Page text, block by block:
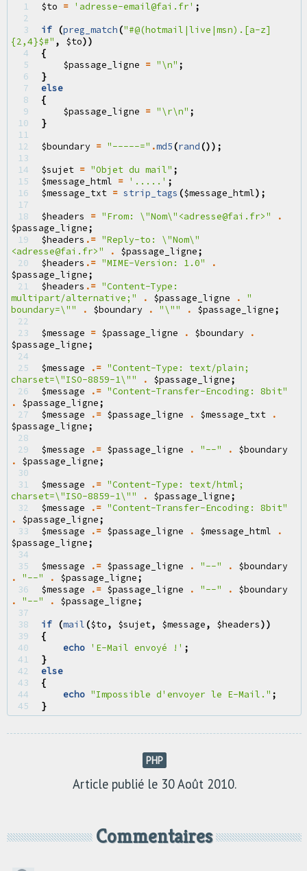
1 $to = 'adresse-email@fai.fr' ;
2
3
if (preg_match("#@(hotmail|live|msn).[a-z]
{2,4}$#" , $to))
4
{
5
$passage_ligne = "\n" ;
6
}
7
else
8
{
9
$passage_ligne = "\r\n" ;
10
}
11
12
$boundary = "-----=" .md5(rand());
13
14
$sujet = "Objet du mail" ;
15
$message_html = '.....' ;
16
$message_txt = strip_tags ($message_html);
17
18
$headers = "From: \"Nom\" <adresse@fai.fr>"
.
$passage_ligne;
19
$headers .= "Reply-to: \"Nom\"
<adresse@fai.fr>"
. $passage_ligne;
20
$headers .= "MIME-Version: 1.0"
.
$passage_ligne;
21
$headers .= "Content-Type:
multipart/alternative;"
. $passage_ligne .
"
boundary=\"" . $boundary . "\"" . $passage_ligne;
22
23
$message = $passage_ligne . $boundary
.
$passage_ligne;
24
25
$message .= "Content-Type: text/plain;
charset=\"ISO-8859-1\"" . $passage_ligne;
26
$message .= "Content-Transfer-Encoding: 8bit"
.
$passage_ligne;
27
$message .= $passage_ligne . $message_txt
.
$passage_ligne;
28
29
$message .= $passage_ligne . "--" .
$boundary
.
$passage_ligne;
30
31
$message .= "Content-Type: text/html;
charset=\"ISO-8859-1\"" . $passage_ligne;
32
$message .= "Content-Transfer-Encoding: 8bit"
.
$passage_ligne;
33
$message .= $passage_ligne . $message_html
.
$passage_ligne;
34
35
$message .= $passage_ligne . "--" .
$boundary
.
"--" . $passage_ligne;
36
$message .= $passage_ligne . "--" .
$boundary
.
"--" . $passage_ligne;
37
38
if (mail($to, $sujet, $message, $headers))
39
{
40
echo 'E-Mail envoyé !' ;
41
}
42
else
43
{
44
echo "Impossible d'envoyer le E-Mail." ;
45
}
PHP
Article publié le 30 Août 2010.
Commentaires